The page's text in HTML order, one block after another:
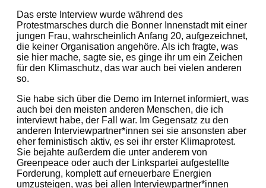
Das erste Interview wurde während des
Protestmarsches durch die Bonner Innenstadt mit einer
jungen Frau, wahrscheinlich Anfang 20, aufgezeichnet,
die keiner Organisation angehöre. Als ich fragte, was
sie hier mache, sagte sie, es ginge ihr um ein Zeichen
für den Klimaschutz, das war auch bei vielen anderen
so.
Sie habe sich über die Demo im Internet informiert, was
auch bei den meisten anderen Menschen, die ich
interviewt habe, der Fall war. Im Gegensatz zu den
anderen Interviewpartner*innen sei sie ansonsten aber
eher feministisch aktiv, es sei ihr erster Klimaprotest.
Sie bejahte außerdem die unter anderem von
Greenpeace oder auch der Linkspartei aufgestellte
Forderung, komplett auf erneuerbare Energien
umzusteigen, was bei allen Interviewpartner*innen